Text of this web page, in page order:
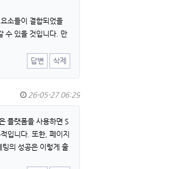
소들이 결합되었을
수 있을 것입니다. 만
답변
삭제
26-05-27 06:29
플랫폼을 사용하면 S
입니다. 또한, 페이지
의 성공은 이렇게 훌